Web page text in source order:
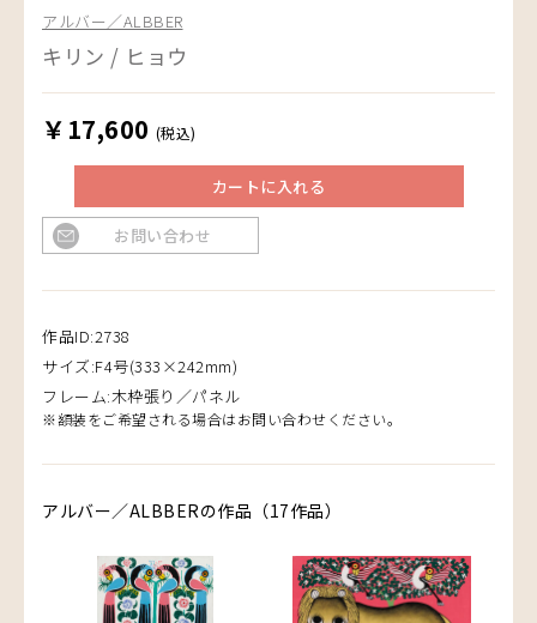
アルバー／ALBBER
キリン / ヒョウ
￥17,600 (税込)
カートに入れる
お問い合わせ
作品ID:2738
サイズ:F4号(333×242mm)
フレーム:木枠張り／パネル
※額装をご希望される場合はお問い合わせください。
アルバー／ALBBERの作品（17作品）